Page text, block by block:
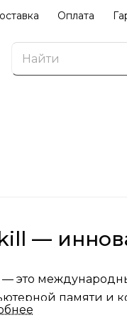
Оплата
—
— это
памяти и
продуманному